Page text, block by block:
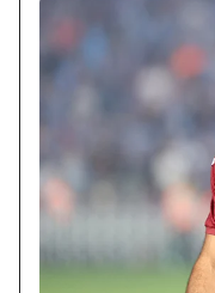
将使其再为球队效力 6
长达近 18个月的僵局
阿森纳提出 1.5 亿欧元
水平的年薪，积极尝试
选择是留队。皇家马德
3 亿韩元）以及部分肖
议。据悉，新任主帅
定留队产生了重大影响
出战正式比赛 375 场
夺得 14 座奖杯，包括
CL）冠军 2 次、西班牙
年国际足球联合会（